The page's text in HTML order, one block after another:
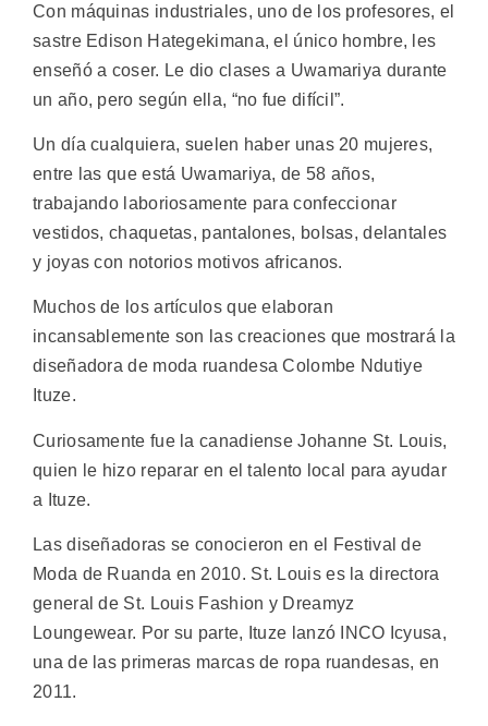
Con máquinas industriales, uno de los profesores, el
sastre Edison Hategekimana, el único hombre, les
enseñó a coser. Le dio clases a Uwamariya durante
un año, pero según ella, “no fue difícil”.
Un día cualquiera, suelen haber unas 20 mujeres,
entre las que está Uwamariya, de 58 años,
trabajando laboriosamente para confeccionar
vestidos, chaquetas, pantalones, bolsas, delantales
y joyas con notorios motivos africanos.
Muchos de los artículos que elaboran
incansablemente son las creaciones que mostrará la
diseñadora de moda ruandesa Colombe Ndutiye
Ituze.
Curiosamente fue la canadiense Johanne St. Louis,
quien le hizo reparar en el talento local para ayudar
a Ituze.
Las diseñadoras se conocieron en el Festival de
Moda de Ruanda en 2010. St. Louis es la directora
general de St. Louis Fashion y Dreamyz
Loungewear. Por su parte, Ituze lanzó INCO Icyusa,
una de las primeras marcas de ropa ruandesas, en
2011.